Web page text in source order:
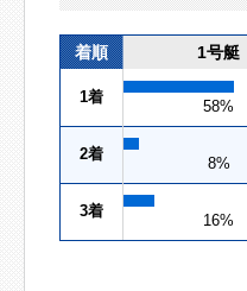
着順 1号艇
1着
58%
2着
8%
3着
16%